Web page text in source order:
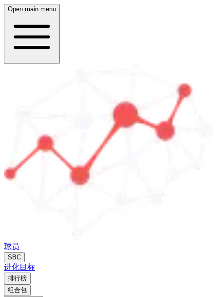
Open main menu
球员
SBC
进化目标
排行榜
组合包